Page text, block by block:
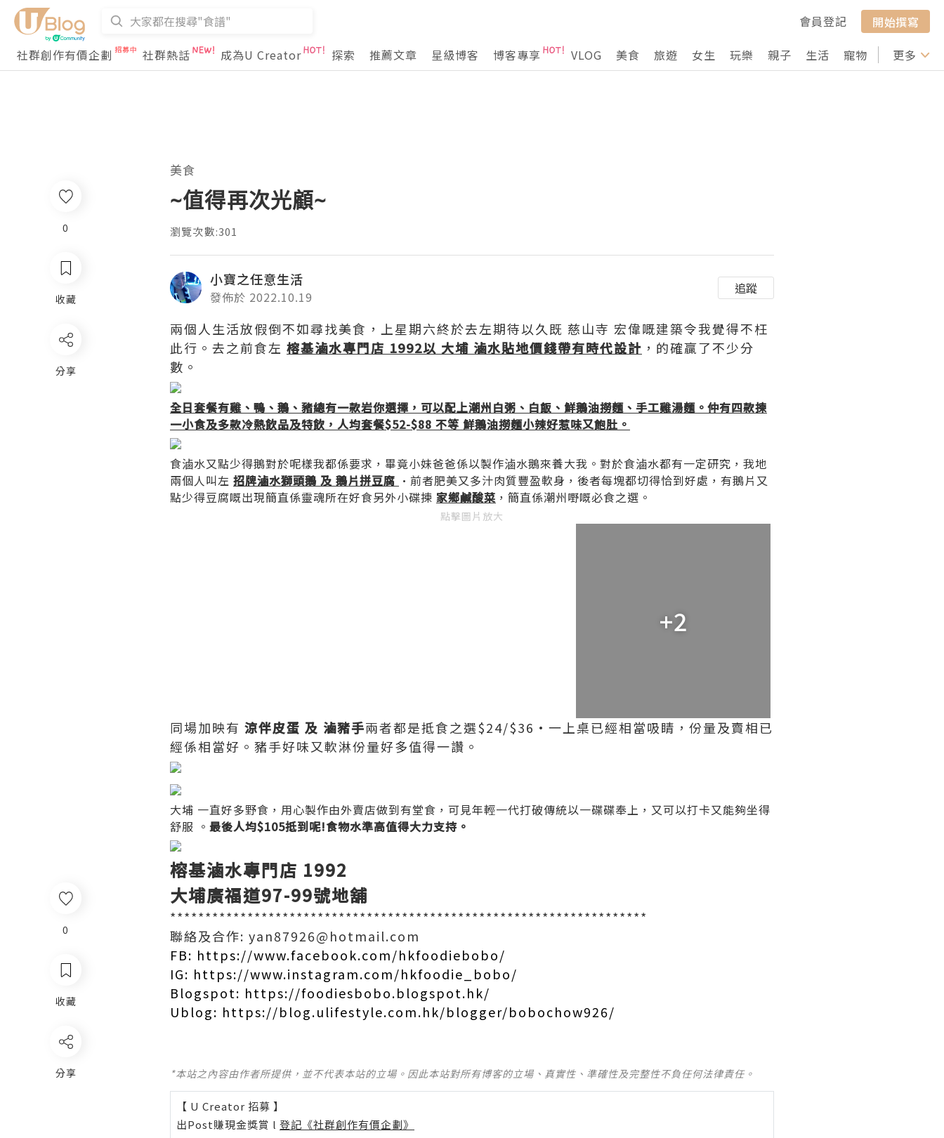
會員登記
開始撰寫
社群創作有價企劃
社群熱話 成為U Creator 探索 推薦文章 星級博客 博客專享 VLOG 美食 旅遊 女生 玩樂 親子 生活 寵物 行山 打卡
更多
0
收藏
分享
美食
~值得再次光顧~
瀏覽次數:301
小寶之任意生活
發佈於 2022.10.19
追蹤
兩個人生活放假倒不如尋找美食，上星期六終於去左期待以久既 慈山寺 宏偉嘅建築令我覺得不枉
此行。去之前食左 榕基滷水專門店 1992以 大埔 滷水貼地價錢帶有時代設計 ，的確贏了不少分
數。
全日套餐有雞、鴨、鵝、豬總有一款岩你選擇，可以配上潮州白粥、白飯、鮮鵝油撈麵、手工雞湯麵。仲有四款揀
一小食及多款冷熱飲品及特飲，人均套餐$52-$88 不等 鮮鵝油撈麵小辣好惹味又飽肚。
食滷水又點少得鵝對於呢樣我都係要求，畢竟小妹爸爸係以製作滷水鵝來養大我。對於食滷水都有一定研究，我地
兩個人叫左 招牌滷水獅頭鵝 及 鵝片拼豆腐 ·前者肥美又多汁肉質豐盈軟身，後者每塊都切得恰到好處，有鵝片又
點少得豆腐嘅出現簡直係靈魂所在好食另外小碟揀 家鄉鹹酸菜 ，簡直係潮州嘢嘅必食之選。
點擊圖片放大
+2
同場加映有 涼伴皮蛋 及 滷豬手兩者都是抵食之選$24/$36·一上桌已經相當吸睛，份量及賣相已
經係相當好。豬手好味又軟淋份量好多值得一讚。
大埔 一直好多野食，用心製作由外賣店做到有堂食，可見年輕一代打破傳統以一碟碟奉上，又可以打卡又能夠坐得
舒服 。 最後人均$105抵到呢!食物水準高值得大力支持。
榕基滷水專門店 1992
大埔廣福道97-99號地舖
********************************************************************
聯絡及合作: yan87926@hotmail.com
FB: https://www.facebook.com/hkfoodiebobo/
IG: https://www.instagram.com/hkfoodie_bobo/
Blogspot: https://foodiesbobo.blogspot.hk/
Ublog: https://blog.ulifestyle.com.hk/blogger/bobochow926/
*本站之內容由作者所提供，並不代表本站的立場。因此本站對所有博客的立場、真實性、準確性及完整性不負任何法律責任。
【 U Creator 招募 】
出Post賺現金獎賞 l 登記《社群創作有價企劃》
0
收藏
分享